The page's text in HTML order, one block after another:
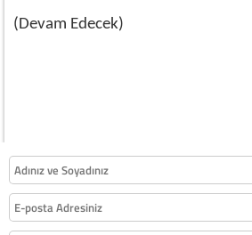
(Devam Edecek)